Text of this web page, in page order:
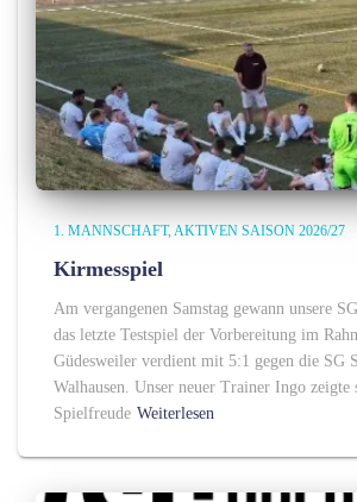
1. MANNSCHAFT AKTIVEN SAISON 2026/27
Kirmesspiel
Am vergangenen Samstag gewann unsere
das letzte Testspiel der Vorbereitung im
Güdesweiler verdient mit 5:1 gegen die SG
Walhausen. Unser neuer Trainer Ingo zeigte
Spielfreude Weiterlesen